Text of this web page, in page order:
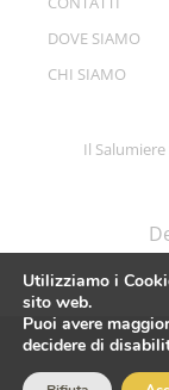
DOVE SIAMO
CHI SIAMO
Il
Utilizziamo i
sito web.
Puoi avere
decidere di